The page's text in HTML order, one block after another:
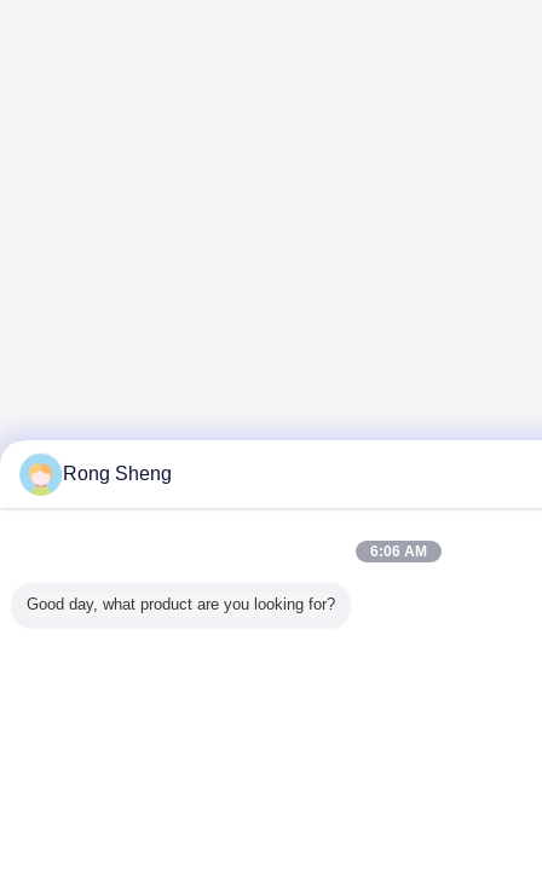
Rong Sheng
6:06 AM
Good day, what product are you looking for?